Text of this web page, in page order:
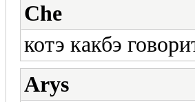
Che
котэ какбэ
Arys